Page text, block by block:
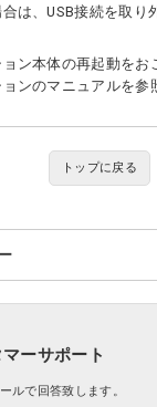
は、USB接続を取り
ン本体の再起動をお
ンのマニュアルを参
トップに戻る
ーサポート
ルで回答致します。